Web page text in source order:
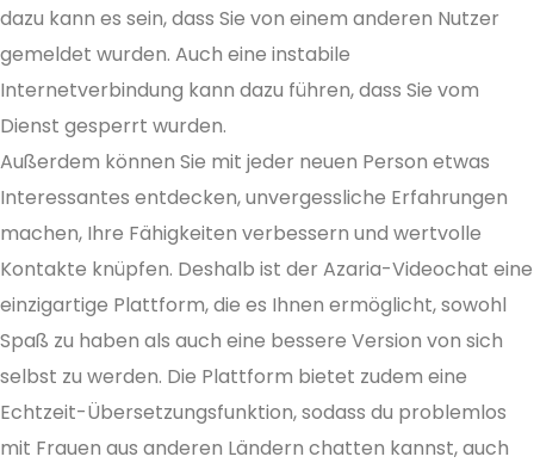
dazu kann es sein, dass Sie von einem anderen Nutzer
gemeldet wurden. Auch eine instabile
Internetverbindung kann dazu führen, dass Sie vom
Dienst gesperrt wurden.
Außerdem können Sie mit jeder neuen Person etwas
Interessantes entdecken, unvergessliche Erfahrungen
machen, Ihre Fähigkeiten verbessern und wertvolle
Kontakte knüpfen. Deshalb ist der Azaria-Videochat eine
einzigartige Plattform, die es Ihnen ermöglicht, sowohl
Spaß zu haben als auch eine bessere Version von sich
selbst zu werden. Die Plattform bietet zudem eine
Echtzeit-Übersetzungsfunktion, sodass du problemlos
mit Frauen aus anderen Ländern chatten kannst, auch